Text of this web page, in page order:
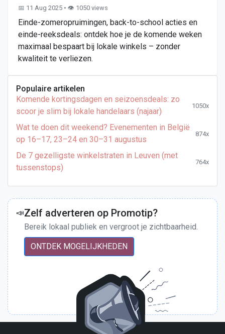
📅 11 Aug 2025 • 👁️ 1050 views
Einde-zomeropruimingen, back-to-school acties en
einde-reeksdeals: ontdek hoe je de komende weken
maximaal bespaart bij lokale winkels – zonder
kwaliteit te verliezen.
Populaire artikelen
Komende kortingsdagen en seizoensdeals: zo
scoor je slim bij lokale handelaars (najaar)
1050x
Wat te doen dit weekend? Evenementen in België
op 16–17, 23–24 en 30–31 augustus
874x
De 7 gezelligste winkelstraten in Leuven (met
tussenstops)
764x
📣Zelf adverteren op Promotip?
Bereik lokaal publiek en vergroot je zichtbaarheid.
ONTDEK MOGELIJKHEDEN